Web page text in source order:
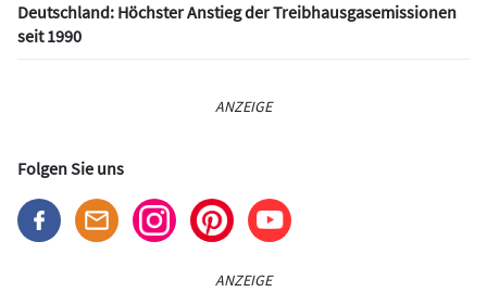
Deutschland: Höchster Anstieg der Treibhausgasemissionen
seit 1990
ANZEIGE
Folgen Sie uns
ANZEIGE